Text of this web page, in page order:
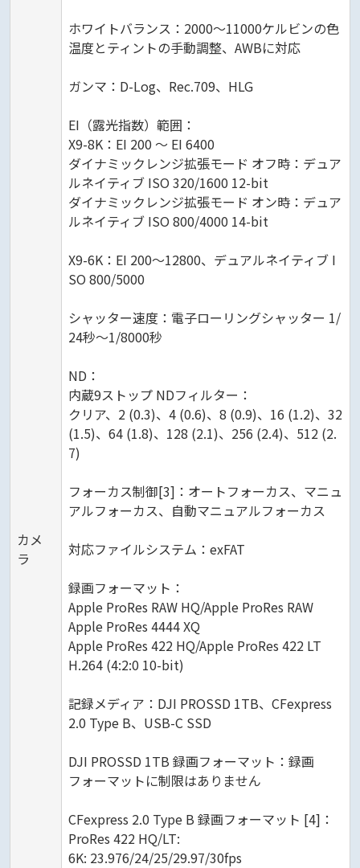
カメ
ラ
ホワイトバランス：2000〜11000ケルビンの色
温度とティントの手動調整、AWBに対応
ガンマ：D-Log、Rec.709、HLG
EI（露光指数）範囲：
X9-8K：EI 200 〜 EI 6400
ダイナミックレンジ拡張モード オフ時：デュア
ルネイティブ ISO 320/1600 12-bit
ダイナミックレンジ拡張モード オン時：デュア
ルネイティブ ISO 800/4000 14-bit
X9-6K：EI 200〜12800、デュアルネイティブ I
SO 800/5000
シャッター速度：電子ローリングシャッター 1/
24秒〜1/8000秒
ND：
内蔵9ストップ NDフィルター：
クリア、2 (0.3)、4 (0.6)、8 (0.9)、16 (1.2)、32
(1.5)、64 (1.8)、128 (2.1)、256 (2.4)、512 (2.
7)
フォーカス制御[3]：オートフォーカス、マニュ
アルフォーカス、自動マニュアルフォーカス
対応ファイルシステム：exFAT
録画フォーマット：
Apple ProRes RAW HQ/Apple ProRes RAW
Apple ProRes 4444 XQ
Apple ProRes 422 HQ/Apple ProRes 422 LT
H.264 (4:2:0 10-bit)
記録メディア：DJI PROSSD 1TB、CFexpress
2.0 Type B、USB-C SSD
DJI PROSSD 1TB 録画フォーマット：録画
フォーマットに制限はありません
CFexpress 2.0 Type B 録画フォーマット [4]：
ProRes 422 HQ/LT:
6K: 23.976/24/25/29.97/30fps